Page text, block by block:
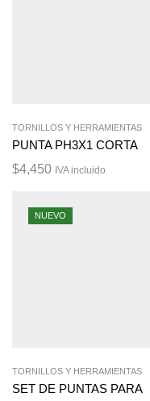
TORNILLOS Y HERRAMIENTAS
PUNTA PH3X1 CORTA
$4,450 IVA incluido
NUEVO
TORNILLOS Y HERRAMIENTAS
SET DE PUNTAS PARA